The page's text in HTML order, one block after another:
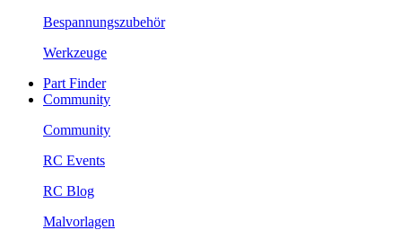
Bespannungszubehör
Werkzeuge
Part Finder
Community
Community
RC Events
RC Blog
Malvorlagen